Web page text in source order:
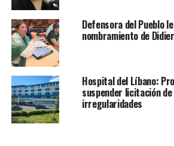
Defensora del Pueblo
nombramiento de
Hospital del Líbano:
suspender licitación
irregularidades